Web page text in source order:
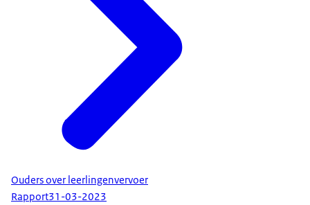
Ouders over leerlingenvervoer
Rapport31-03-2023